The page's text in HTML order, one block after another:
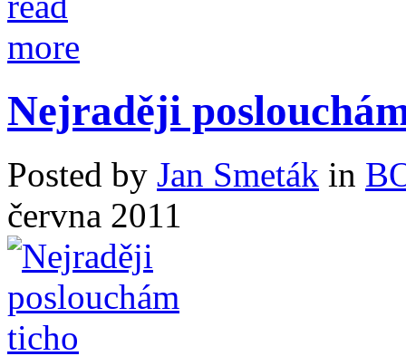
Nejraději
Posted by Jan Smeták in
června 2011